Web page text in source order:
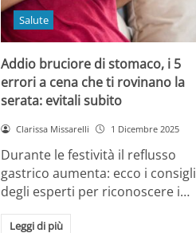
Salute
Addio bruciore di stomaco, i 5
errori a cena che ti rovinano la
serata: evitali subito
Clarissa Missarelli 1 Dicembre 2025
Durante le festività il reflusso
gastrico aumenta: ecco i consigli
degli esperti per riconoscere i…
Leggi di più